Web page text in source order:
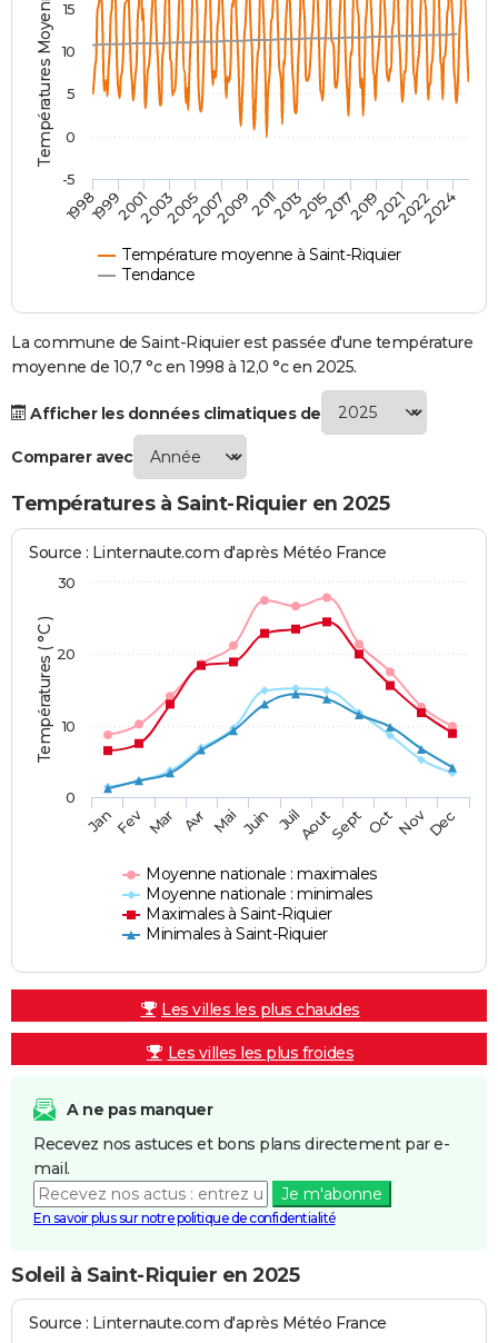
Destinations
City break
Voyage nature
Voyage de noces
Forum
Climat
PHOTO
GUIDES D'ACHAT
BONS PLANS
CARTE DE VOEUX
Carte de Noël
Carte Bonne année
Carte Saint-Valentin
Carte Pâques
Carte d'anniversaire
DICTIONNAIRE
PROGRAMME TV
S'inscrire
Se connecter
Lycées
Collèges
Primaires
Universités
Entreprises
Service militaire
Avis de recherche
AVIS DE DÉCÈS
Températures Moyennes ( °C )
Température moyenne à Saint-Riquier
Tendance
199819992001200320052007200920112013201520172019202120222024
-5
0
5
10
15
La commune de Saint-Riquier est passée d'une température
moyenne de 10,7 °c en 1998 à 12,0 °c en 2025.
Afficher les données climatiques de
Comparer avec
Températures à Saint-Riquier en 2025
Températures ( °C )
Source : Linternaute.com d'après Météo France
Moyenne nationale : maximales
Moyenne nationale : minimales
Maximales à Saint-Riquier
Minimales à Saint-Riquier
JanFev Mar Avr Mai Juin JuilAoutSept OctNovDec
0
10
20
30
Les villes les plus chaudes
Les villes les plus froides
A ne pas manquer
Recevez nos astuces et bons plans directement par e-
mail.
Je m'abonne
En savoir plus sur notre politique de confidentialité
Soleil à Saint-Riquier en 2025
Source : Linternaute.com d'après Météo France